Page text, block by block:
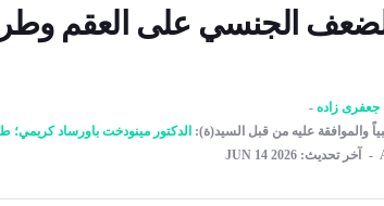
الضعف الجنسي على العقم
جعفری زاده
والموافقة عليه من قبل السيد(ة): الدکتور مينودخت باورساد كريمي؛
آخر تحديث: JUN 14 2026